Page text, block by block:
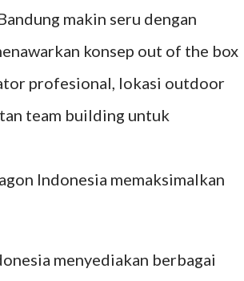
makin seru dengan
konsep out of the box
profesional, lokasi outdoor
team building untuk
Indonesia memaksimalkan
menyediakan berbagai